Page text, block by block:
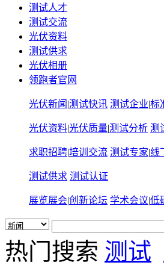
测试人才
测试交流
光伏资料
测试供求
光伏相册
领跑者官网
光伏新闻 |测试快讯 测试企业|标
光伏资料|光伏质量|测试分析 测
求职招聘|培训交流 测试专家|线
测试供求 测试认证
展览展会|创新论坛 学术会议|低
热门搜索 测试